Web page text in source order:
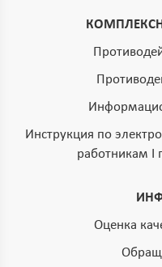
Инструкция по
работникам I
Оценка